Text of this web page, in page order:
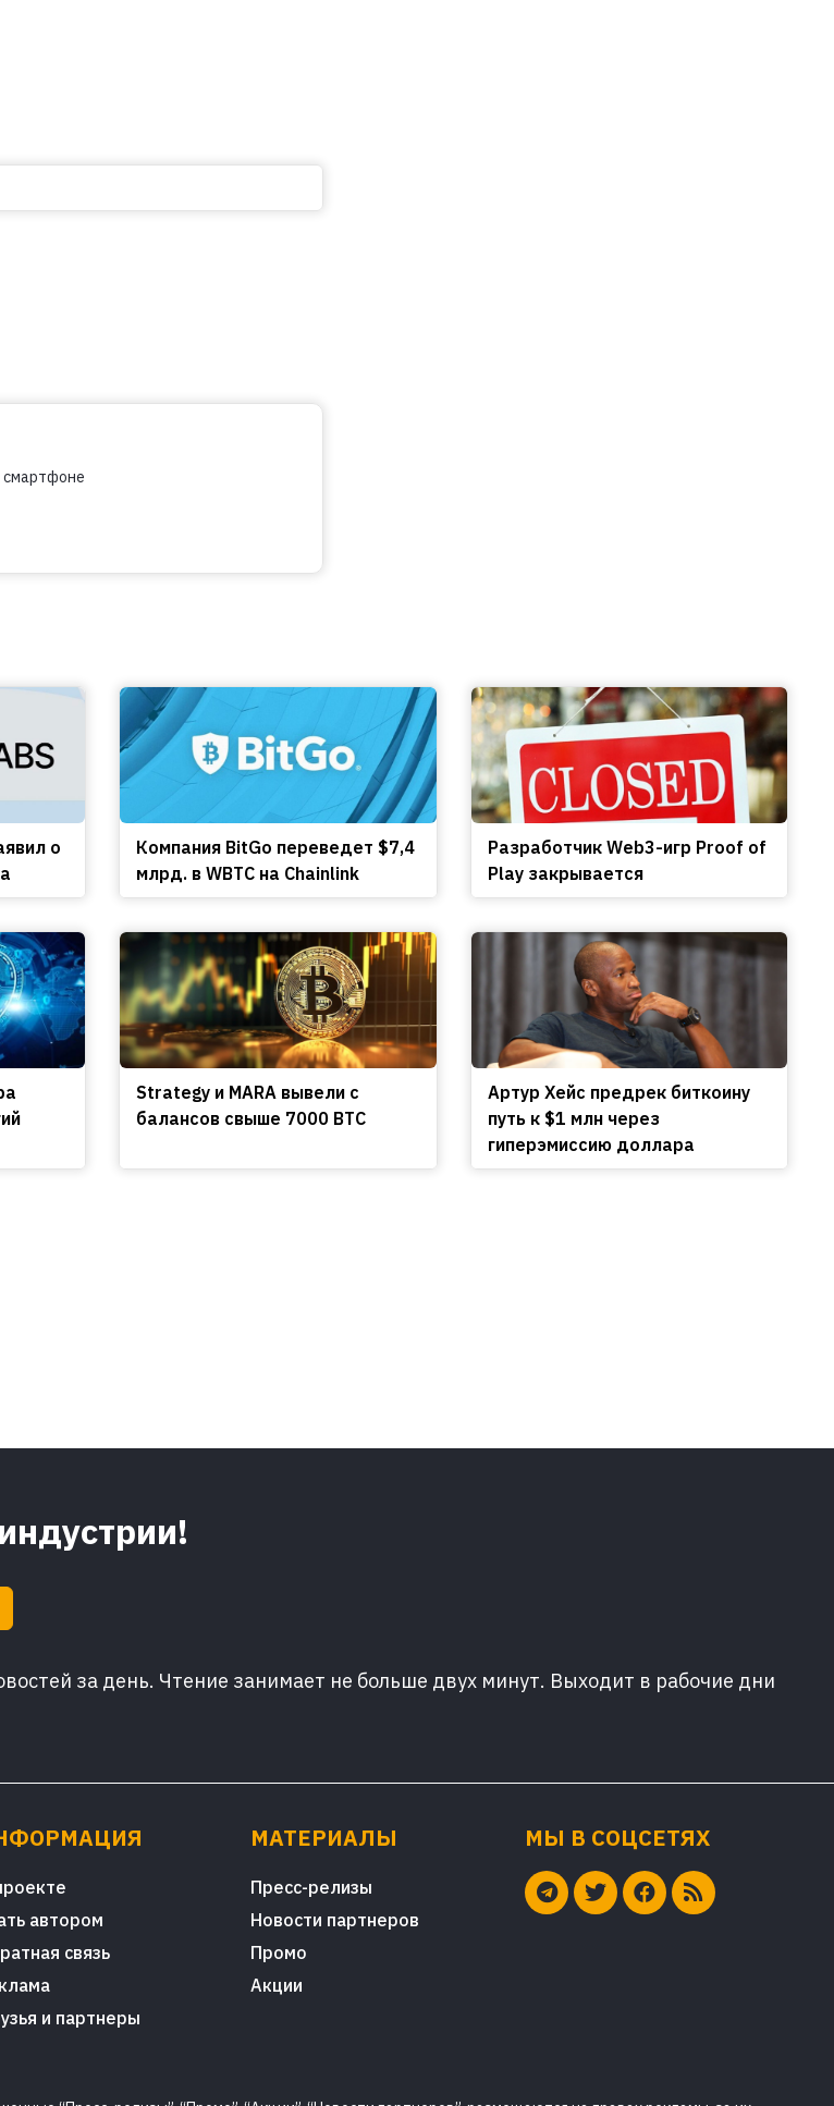
смартфоне
о
Компания BitGo переведет $7,4
млрд. в WBTC на Chainlink
Разработчик Web3-игр Proof of
Play закрывается
Strategy и MARA вывели с
балансов свыше 7000 BTC
Артур Хейс предрек биткоину
путь к $1 млн через
гиперэмиссию доллара
за день. Чтение занимает не больше двух минут. Выходит в рабочие дни
автором
связь
и партнеры
МАТЕРИАЛЫ
Пресс-релизы
Новости партнеров
Промо
Акции
МЫ В СОЦСЕТЯХ